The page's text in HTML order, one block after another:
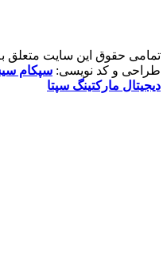
تمامی حقوق این سایت متعلق
طراحی و کد نویسی: سپکام
دیجیتال مارکتینگ سپتا